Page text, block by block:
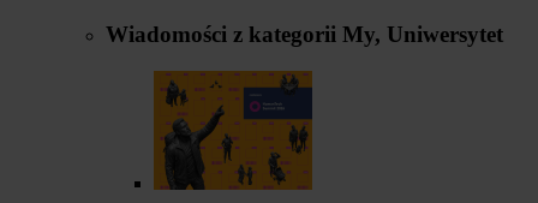
Wiadomości z kategorii My, Uniwersytet